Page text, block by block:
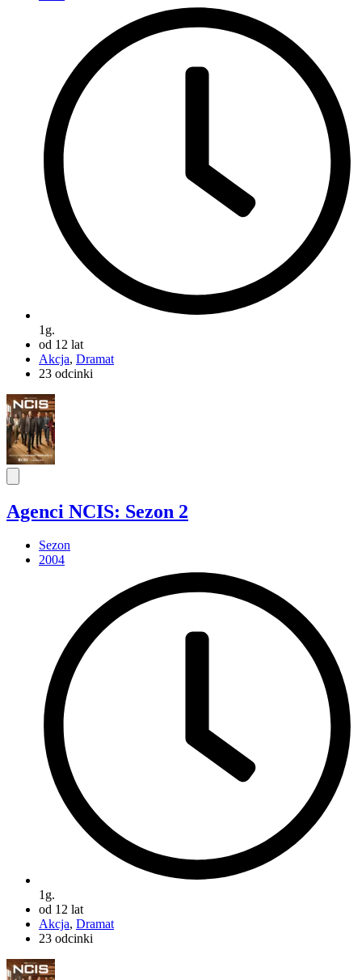
1g.
od 12 lat
Akcja, Dramat
23 odcinki
Agenci NCIS: Sezon 2
Sezon
2004
1g.
od 12 lat
Akcja, Dramat
23 odcinki